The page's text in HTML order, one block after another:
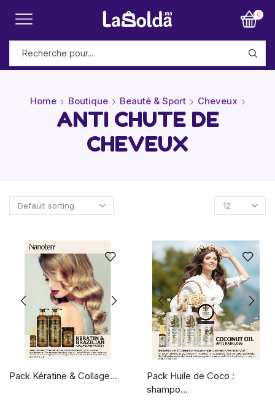
0
Home Boutique Beauté & Sport Cheveux
ANTI CHUTE DE
CHEVEUX
Pack Kératine & Collage...
Pack Huile de Coco :
shampo...